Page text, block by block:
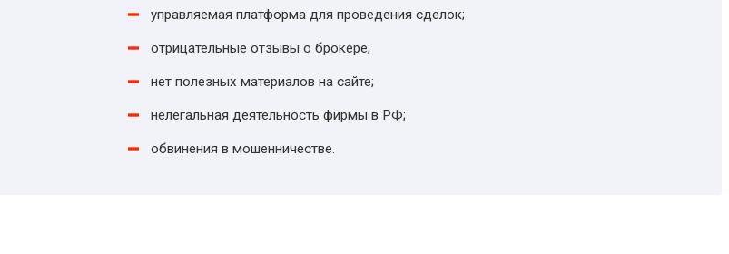
управляемая платформа для проведения сделок;
отрицательные отзывы о брокере;
нет полезных материалов на сайте;
нелегальная деятельность фирмы в РФ;
обвинения в мошенничестве.